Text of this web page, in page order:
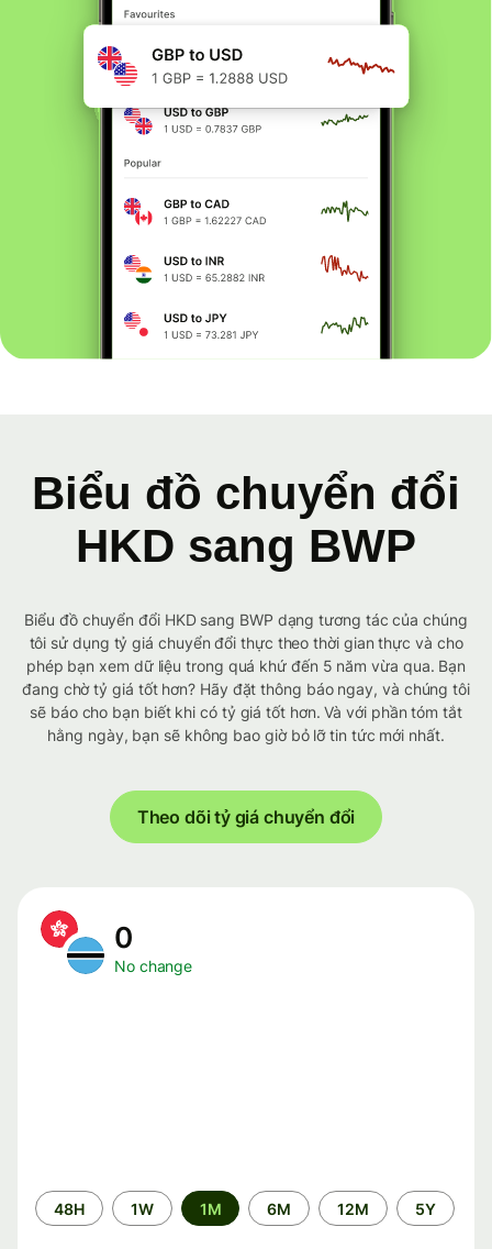
Biểu đồ chuyển đổi
HKD sang BWP
Biểu đồ chuyển đổi HKD sang BWP dạng tương tác của chúng
tôi sử dụng tỷ giá chuyển đổi thực theo thời gian thực và cho
phép bạn xem dữ liệu trong quá khứ đến 5 năm vừa qua. Bạn
đang chờ tỷ giá tốt hơn? Hãy đặt thông báo ngay, và chúng tôi
sẽ báo cho bạn biết khi có tỷ giá tốt hơn. Và với phần tóm tắt
hằng ngày, bạn sẽ không bao giờ bỏ lỡ tin tức mới nhất.
Theo dõi tỷ giá chuyển đổi
0
No change
Time
period
48H 1W 1M 6M 12M 5Y